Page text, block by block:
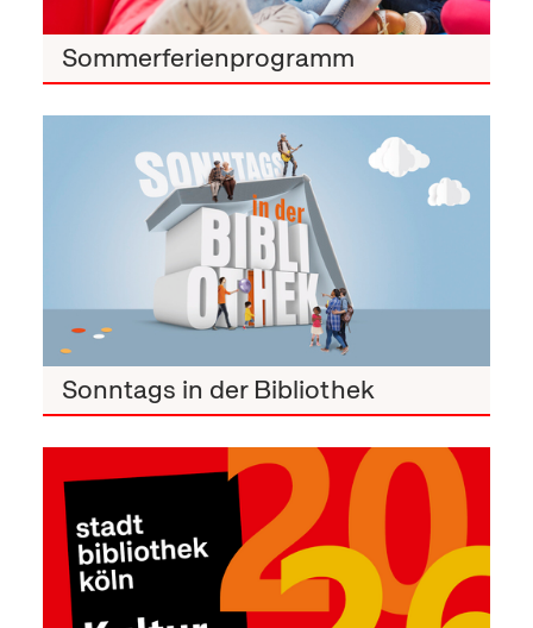
Sommerferienprogramm
Sonntags in der Bibliothek